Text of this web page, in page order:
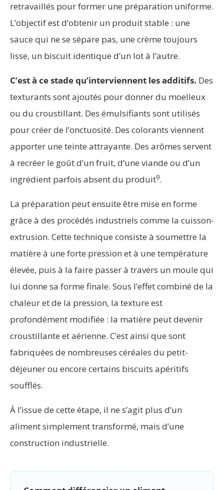
retravaillés pour former une préparation uniforme.
L’objectif est d’obtenir un produit stable : une
sauce qui ne se sépare pas, une crème toujours
lisse, un biscuit identique d’un lot à l’autre.
C’est à ce stade qu’interviennent les additifs. Des
texturants sont ajoutés pour donner du moelleux
ou du croustillant. Des émulsifiants sont utilisés
pour créer de l’onctuosité. Des colorants viennent
apporter une teinte attrayante. Des arômes servent
à recréer le goût d’un fruit, d’une viande ou d’un
ingrédient parfois absent du produit9.
La préparation peut ensuite être mise en forme
grâce à des procédés industriels comme la cuisson-
extrusion. Cette technique consiste à soumettre la
matière à une forte pression et à une température
élevée, puis à la faire passer à travers un moule qui
lui donne sa forme finale. Sous l’effet combiné de la
chaleur et de la pression, la texture est
profondément modifiée : la matière peut devenir
croustillante et aérienne. C’est ainsi que sont
fabriquées de nombreuses céréales du petit-
déjeuner ou encore certains biscuits apéritifs
soufflés.
À l’issue de cette étape, il ne s’agit plus d’un
aliment simplement transformé, mais d’une
construction industrielle.